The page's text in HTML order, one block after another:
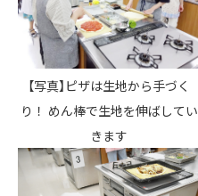
【写真】ピザは生地から手づく
り！ めん棒で生地を伸ばしてい
きます